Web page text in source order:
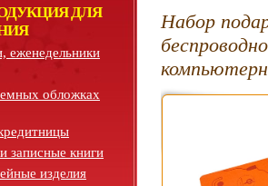
ДЛЯ
еженедельники
обложках
записные книги
изделия
Набор